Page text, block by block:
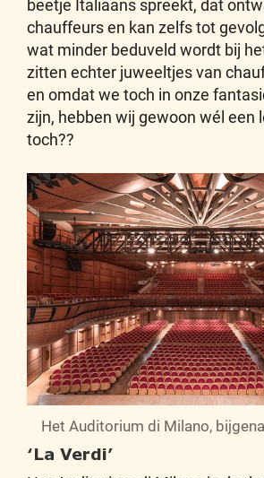
beetje Italiaans spreekt, dat
chauffeurs en kan zelfs tot
wat minder beduveld wordt bij
zitten echter juweeltjes van
en omdat we toch in onze
zijn, hebben wij gewoon wél een
toch??
Het Auditorium di Milano,
‘La Verdi’